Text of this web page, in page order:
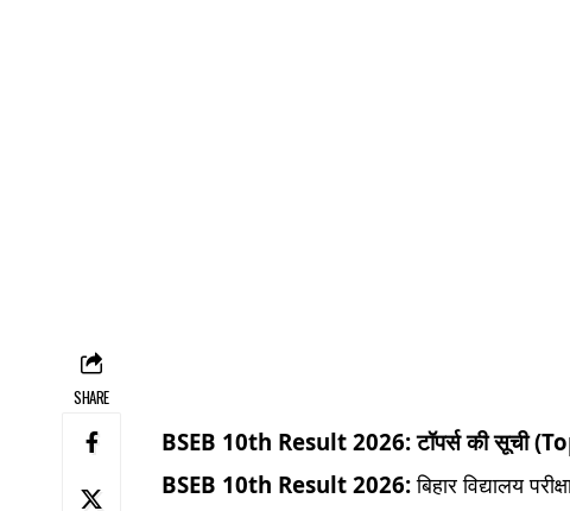
SHARE
BSEB 10th Result 2026: टॉपर्स की सूची
BSEB 10th Result 2026: बिहार विद्यालय